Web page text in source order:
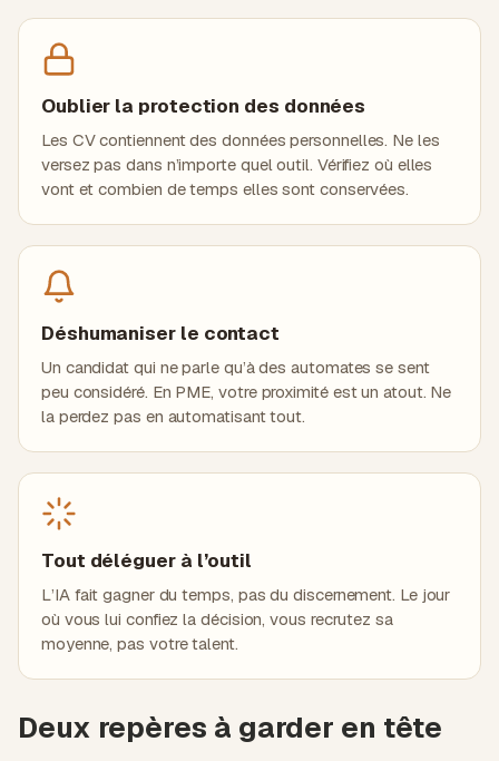
Oublier la protection des données
Les CV contiennent des données personnelles. Ne les
versez pas dans n’importe quel outil. Vérifiez où elles
vont et combien de temps elles sont conservées.
Déshumaniser le contact
Un candidat qui ne parle qu’à des automates se sent
peu considéré. En PME, votre proximité est un atout. Ne
la perdez pas en automatisant tout.
Tout déléguer à l’outil
L’IA fait gagner du temps, pas du discernement. Le jour
où vous lui confiez la décision, vous recrutez sa
moyenne, pas votre talent.
Deux repères à garder en tête